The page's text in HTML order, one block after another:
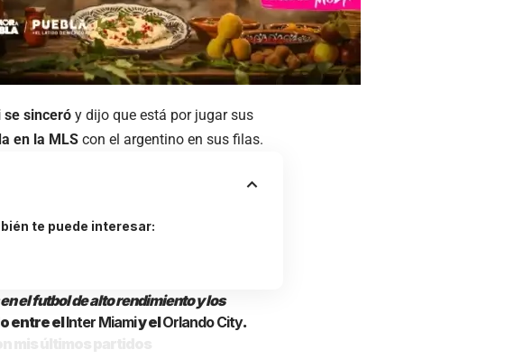
se sinceró y dijo que está por jugar sus
en la MLS con el argentino en sus filas.
te puede interesar:
el futbol de alto rendimiento y los
entre elInter Miamiy elOrlando City.